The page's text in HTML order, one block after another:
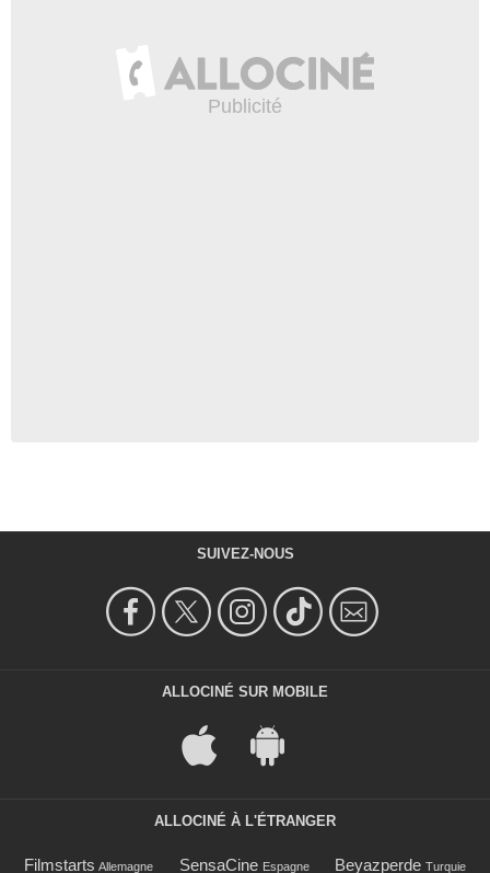
SUIVEZ-NOUS
ALLOCINÉ SUR MOBILE
ALLOCINÉ À L'ÉTRANGER
Filmstarts Allemagne SensaCine Espagne Beyazperde Turquie